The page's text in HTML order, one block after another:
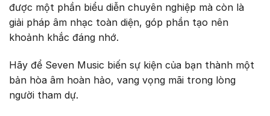
được một phần biểu diễn chuyên nghiệp mà còn là
giải pháp âm nhạc toàn diện, góp phần tạo nên
khoảnh khắc đáng nhớ.
Hãy để Seven Music biến sự kiện của bạn thành một
bản hòa âm hoàn hảo, vang vọng mãi trong lòng
người tham dự.